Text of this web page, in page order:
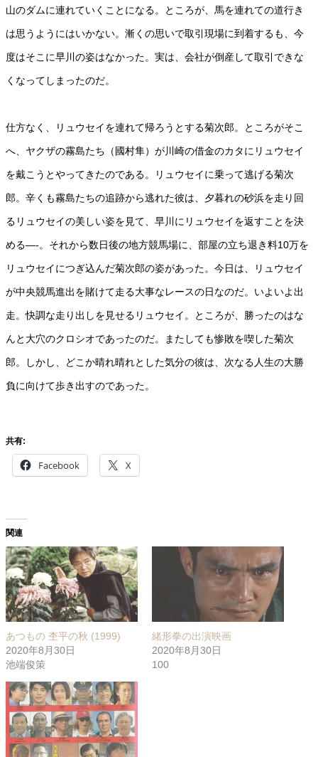
山のダムに連れていくことになる。ところが、馬を連れての道行き
は思うようにはいかない。漸くの思いで取引現場に到着するも、今
度はそこに早川の姿はなかった。実は、会社が倒産して取引できな
くなってしまったのだ。
仕方なく、リュウセイを連れて帰ろうとする菊次郎。ところがそこ
へ、ヤクザの霧島たち（國村隼）が川崎の借金のカタにリュウセイ
を戴こうとやってきたのである。リュウセイに乗って逃げる菊次
郎。辛くも霧島たちの追跡から逃れた彼は、夕暮れの砂浜を走り回
るリュウセイの美しい姿を見て、早川にリュウセイを返すことを決
める—-。それから数日後の地方競馬場に、部屋の立ち退き料10万を
リュウセイにつぎ込んだ菊次郎の姿があった。今日は、リュウセイ
が中央競馬進出を賭けて走る大事なレースの日なのだ。いよいよ出
走。快調な走り出しを見せるリュウセイ。ところが、勝ったのはな
んと大穴のクロシオであったのだ。またしても惨敗を喫した菊次
郎。しかし、どこか晴れ晴れとした気分の彼は、次なる人生の大勝
負に向けて歩き出すのであった。
共有:
Facebook X
関連
あつもの 杢平の秋 (1999)
2020年8月30日
池端俊策
緒形拳の出演映画
2020年8月30日
100